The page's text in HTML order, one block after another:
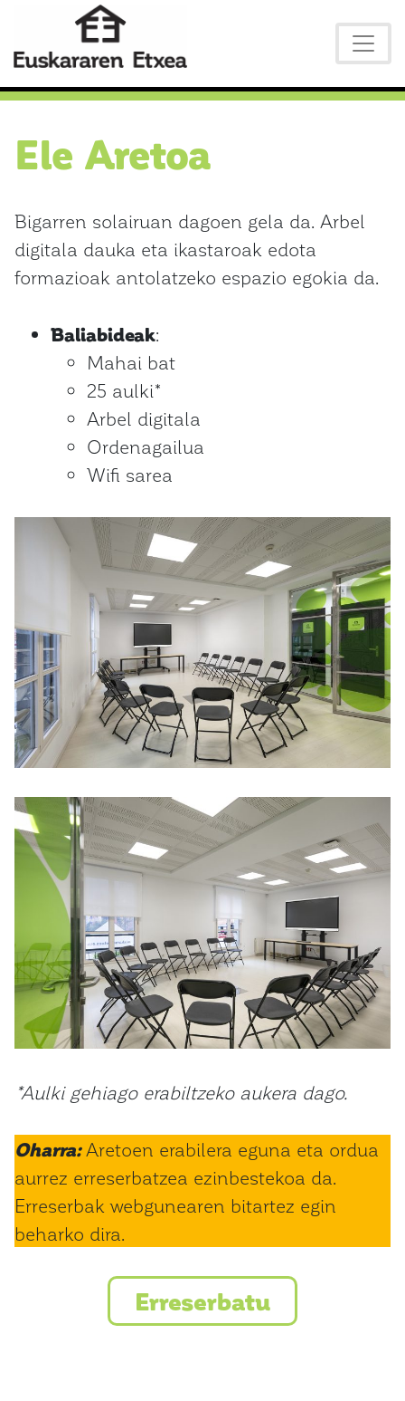
Ele Aretoa
Bigarren solairuan dagoen gela da. Arbel
digitala dauka eta ikastaroak edota
formazioak antolatzeko espazio egokia da.
Baliabideak:
Mahai bat
25 aulki*
Arbel digitala
Ordenagailua
Wifi sarea
*Aulki gehiago erabiltzeko aukera dago.
Oharra: Aretoen erabilera eguna eta ordua
aurrez erreserbatzea ezinbestekoa da.
Erreserbak webgunearen bitartez egin
beharko dira.
Erreserbatu